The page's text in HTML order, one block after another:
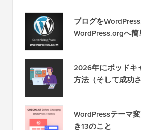
ブログを
WordPress.orgへ
2026年にポッドキ
方法（そして成功
WordPressテーマ
き13のこと